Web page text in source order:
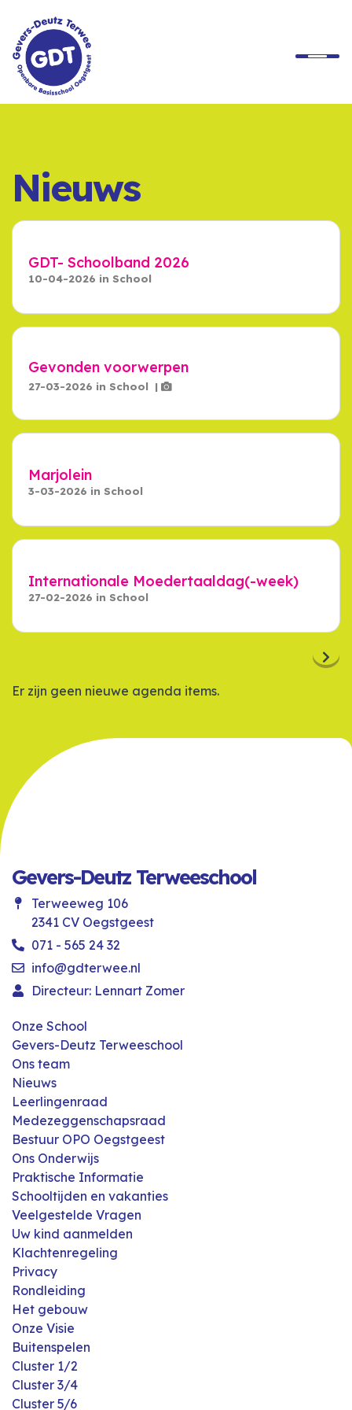
Ons Onderwijs
Praktische Informatie
Rondleiding
Nieuws
GDT- Schoolband 2026
10-04-2026 in School
Gevonden voorwerpen
27-03-2026 in School |
Marjolein
3-03-2026 in School
Internationale Moedertaaldag(-week)
27-02-2026 in School
Er zijn geen nieuwe agenda items.
Gevers-Deutz Terweeschool
Terweeweg 106
2341 CV Oegstgeest
071 - 565 24 32
info@gdterwee.nl
Directeur: Lennart Zomer
Onze School
Gevers-Deutz Terweeschool
Ons team
Nieuws
Leerlingenraad
Medezeggenschapsraad
Bestuur OPO Oegstgeest
Ons Onderwijs
Praktische Informatie
Schooltijden en vakanties
Veelgestelde Vragen
Uw kind aanmelden
Klachtenregeling
Privacy
Rondleiding
Het gebouw
Onze Visie
Buitenspelen
Cluster 1/2
Cluster 3/4
Cluster 5/6